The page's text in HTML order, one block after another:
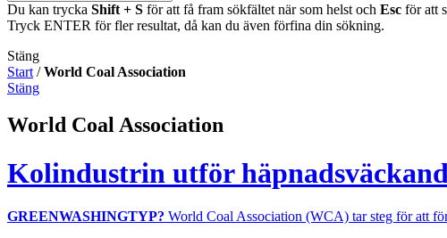
Du kan trycka Shift + S för att få fram sökfältet när som helst och Esc för att
Tryck ENTER för fler resultat, då kan du även förfina din sökning.
Stäng
Start /World Coal Association
Stäng
World Coal Association
Kolindustrin utför
GREENWASHINGTYP? World Coal Association (WCA) tar steg för att